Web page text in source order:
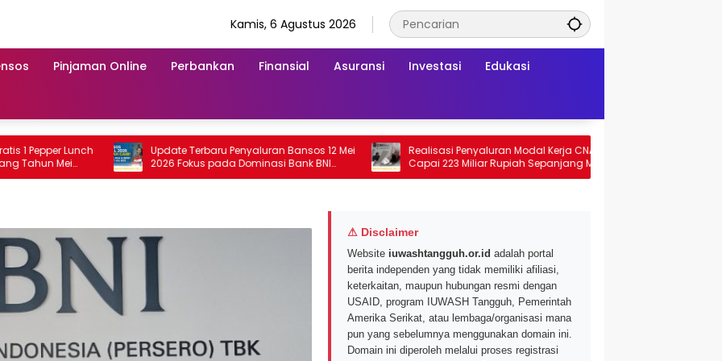
Kamis, 6 Agustus 2026
Pinjaman Online Perbankan Finansial Asuransi Investasi Edukasi
Lunch
Mei
Update Terbaru Penyaluran Bansos 12 Mei
2026 Fokus pada Dominasi Bank BNI
serta Struk BRI
Realisasi Penyaluran Modal Kerja CNAF
Capai 223 Miliar Rupiah Sepanjang Maret
2026 Ini
⚠ Disclaimer
Website iuwashtangguh.or.id adalah portal
berita independen yang tidak memiliki afiliasi,
keterkaitan, maupun hubungan resmi dengan
USAID, program IUWASH Tangguh, Pemerintah
Amerika Serikat, atau lembaga/organisasi mana
pun yang sebelumnya menggunakan domain ini.
Domain ini diperoleh melalui proses registrasi